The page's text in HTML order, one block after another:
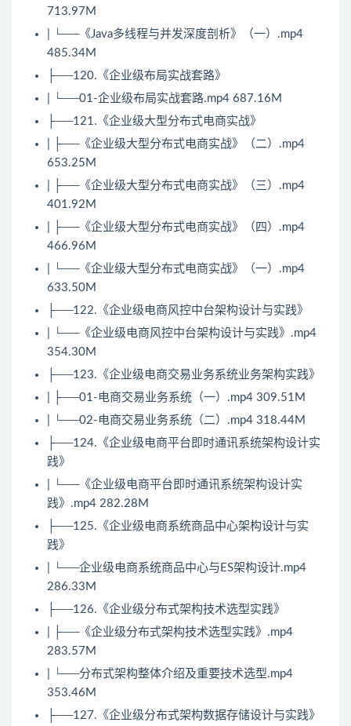
713.97M
| └──《Java多线程与并发深度剖析》（一）.mp4
485.34M
├──120.《企业级布局实战套路》
| └──01-企业级布局实战套路.mp4 687.16M
├──121.《企业级大型分布式电商实战》
| ├──《企业级大型分布式电商实战》（二）.mp4
653.25M
| ├──《企业级大型分布式电商实战》（三）.mp4
401.92M
| ├──《企业级大型分布式电商实战》（四）.mp4
466.96M
| └──《企业级大型分布式电商实战》（一）.mp4
633.50M
├──122.《企业级电商风控中台架构设计与实践》
| └──《企业级电商风控中台架构设计与实践》.mp4
354.30M
├──123.《企业级电商交易业务系统业务架构实践》
| ├──01-电商交易业务系统（一）.mp4 309.51M
| └──02-电商交易业务系统（二）.mp4 318.44M
├──124.《企业级电商平台即时通讯系统架构设计实
践》
| └──《企业级电商平台即时通讯系统架构设计实
践》.mp4 282.28M
├──125.《企业级电商系统商品中心架构设计与实
践》
| └──企业级电商系统商品中心与ES架构设计.mp4
286.33M
├──126.《企业级分布式架构技术选型实践》
| ├──《企业级分布式架构技术选型实践》.mp4
283.57M
| └──分布式架构整体介绍及重要技术选型.mp4
353.46M
├──127.《企业级分布式架构数据存储设计与实践》